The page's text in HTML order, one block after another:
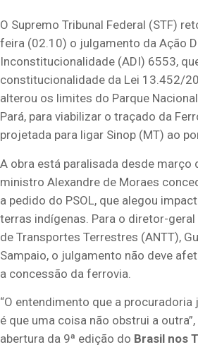
O Supremo Tribunal Federal (STF)
feira (02.10) o julgamento da Ação
Inconstitucionalidade (ADI) 6553,
constitucionalidade da Lei 13.452/
alterou os limites do Parque
Pará, para viabilizar o traçado da
projetada para ligar Sinop (MT) ao
A obra está paralisada desde março
ministro Alexandre de Moraes
a pedido do PSOL, que alegou
terras indígenas. Para o diretor-geral
de Transportes Terrestres (ANTT),
Sampaio, o julgamento não deve
a concessão da ferrovia.
“O entendimento que a
é que uma coisa não obstrui a
abertura da 9ª edição do Brasil nos